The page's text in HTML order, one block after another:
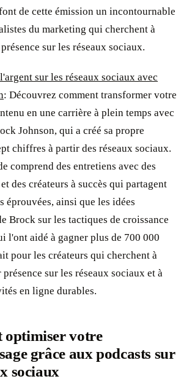
de cette émission un incontournable
du marketing qui cherchent à
sur les réseaux sociaux.
sur les réseaux sociaux avec
: Découvrez comment transformer votre
en une carrière à plein temps avec
Johnson, qui a créé sa propre
chiffres à partir des réseaux sociaux.
comprend des entretiens avec des
des créateurs à succès qui partagent
éprouvées, ainsi que les idées
Brock sur les tactiques de croissance
l'ont aidé à gagner plus de 700 000
pour les créateurs qui cherchent à
sur les réseaux sociaux et à
en ligne durables.
optimiser votre
grâce aux podcasts sur
sociaux